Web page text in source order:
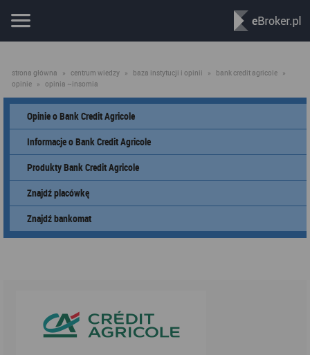
strona główna » centrum wiedzy » baza instytucji i opinii » bank credit agricole »
opinie » opinia ~insomia
Opinie o Bank Credit Agricole
Informacje o Bank Credit Agricole
Produkty Bank Credit Agricole
Znajdź placówkę
Znajdź bankomat